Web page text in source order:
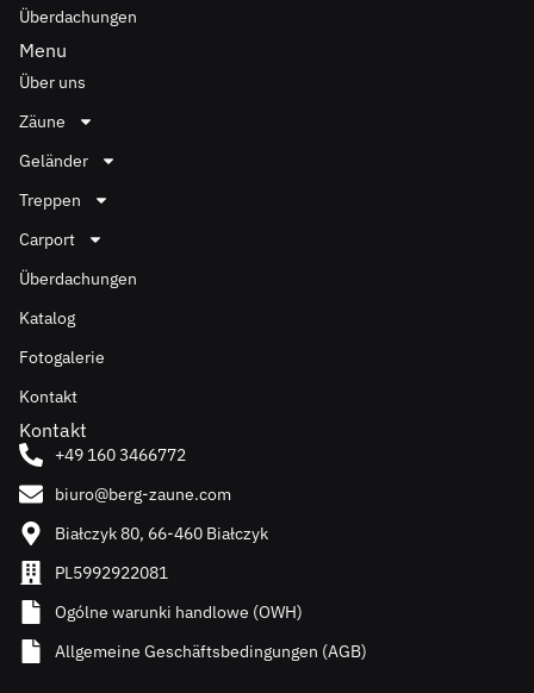
Überdachungen
Menu
Über uns
Zäune
Geländer
Treppen
Carport
Überdachungen
Katalog
Fotogalerie
Kontakt
Kontakt
+49 160 3466772
biuro@berg-zaune.com
Białczyk 80, 66-460 Białczyk
PL5992922081
Ogólne warunki handlowe (OWH)
Allgemeine Geschäftsbedingungen (AGB)